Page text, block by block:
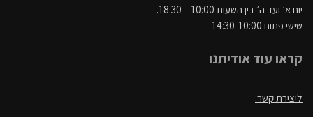
יום א’ ועד ה’ בין השעות 10:00 – 18:30.
שישי פתוח 14:30-10:00
קראו עוד אודיתנו
ליצירת קשר: